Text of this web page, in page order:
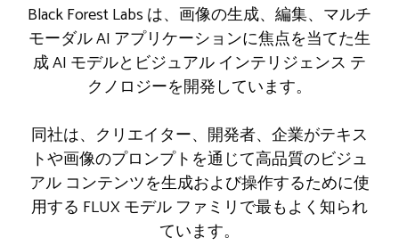
Black Forest Labs は、画像の生成、編集、マルチ
モーダル AI アプリケーションに焦点を当てた生
成 AI モデルとビジュアル インテリジェンス テ
クノロジーを開発しています。
同社は、クリエイター、開発者、企業がテキス
トや画像のプロンプトを通じて高品質のビジュ
アル コンテンツを生成および操作するために使
用する FLUX モデル ファミリで最もよく知られ
ています。